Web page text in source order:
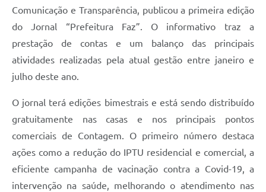
Comunicação e Transparência, publicou a primeira edição
do Jornal “Prefeitura Faz”. O informativo traz a
prestação de contas e um balanço das principais
atividades realizadas pela atual gestão entre janeiro e
julho deste ano.
O jornal terá edições bimestrais e está sendo distribuído
gratuitamente nas casas e nos principais pontos
comerciais de Contagem. O primeiro número destaca
ações como a redução do IPTU residencial e comercial, a
eficiente campanha de vacinação contra a Covid-19, a
intervenção na saúde, melhorando o atendimento nas